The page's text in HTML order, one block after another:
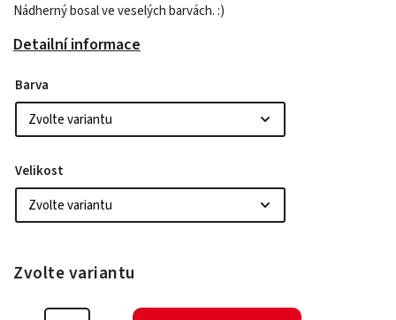
Nádherný bosal ve veselých barvách. :)
Detailní informace
Barva
Velikost
Zvolte variantu